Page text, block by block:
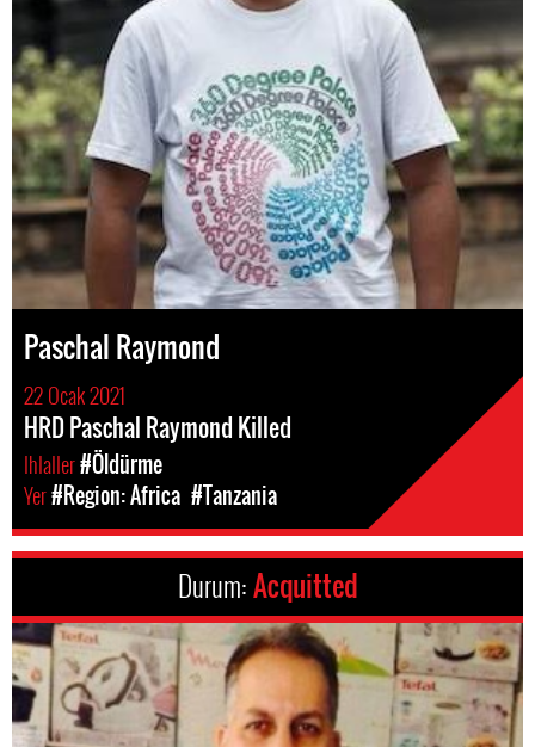
Paschal Raymond
22 Ocak 2021
HRD Paschal Raymond Killed
Ihlaller#Öldürme
Yer#Region: Africa #Tanzania
Durum:Acquitted